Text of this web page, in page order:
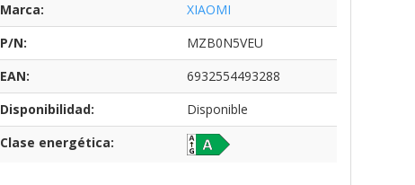
Marca:
XIAOMI
P/N:
MZB0N5VEU
EAN:
6932554493288
Disponibilidad:
Disponible
Clase energética: